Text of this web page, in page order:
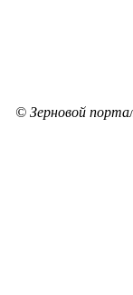
© Зерновой